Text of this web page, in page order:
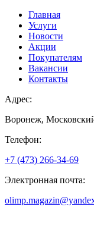
Главная
Услуги
Новости
Акции
Покупателям
Вакансии
Контакты
Адрес:
Воронеж,
Телефон:
+7 (473) 266-34-69
Электронная почта: